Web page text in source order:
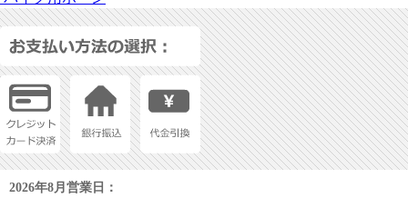
2026年8月営業日：